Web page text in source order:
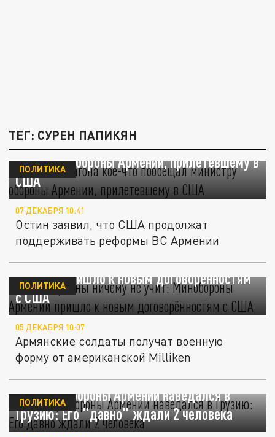
ТЕГ: СУРЕН ПАПИКЯН
Глава Пентагона кое-что пообещал
министру обороны Армении, прилетевшему в
США
ПОЛИТИКА
07 ДЕКАБРЯ 10:41
Остин заявил, что США продолжат
поддерживать реформы ВС Армении
Опыт Украины ничему не учит: Минобороны
Армении пришло к новым договорённостям
с США
ПОЛИТИКА
05 ДЕКАБРЯ 10:07
Армянские солдаты получат военную
форму от американской Milliken
Министр обороны Армении наведался в
Грузию: Его "давно" ждали 2 человека
ПОЛИТИКА